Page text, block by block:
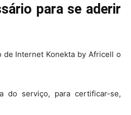
para se aderir
de Internet Konekta by Africell o
do serviço, para certificar-se,